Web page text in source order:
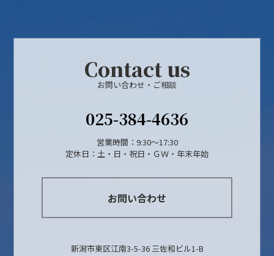
Contact us
お問い合わせ・ご相談
025-384-4636
営業時間：9:30～17:30
定休日：土・日・祝日・ＧＷ・年末年始
お問い合わせ
新潟市東区江南3-5-36 三佐和ビル1-B